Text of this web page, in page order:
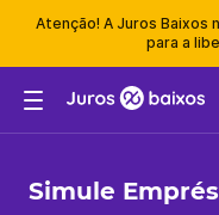
Atenção! A Juros Baixos
para a
Simule